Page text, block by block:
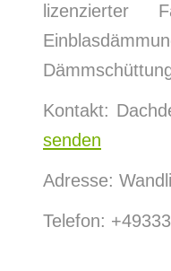
lizenzierter
Kontakt:
senden
Adresse:
Telefon: